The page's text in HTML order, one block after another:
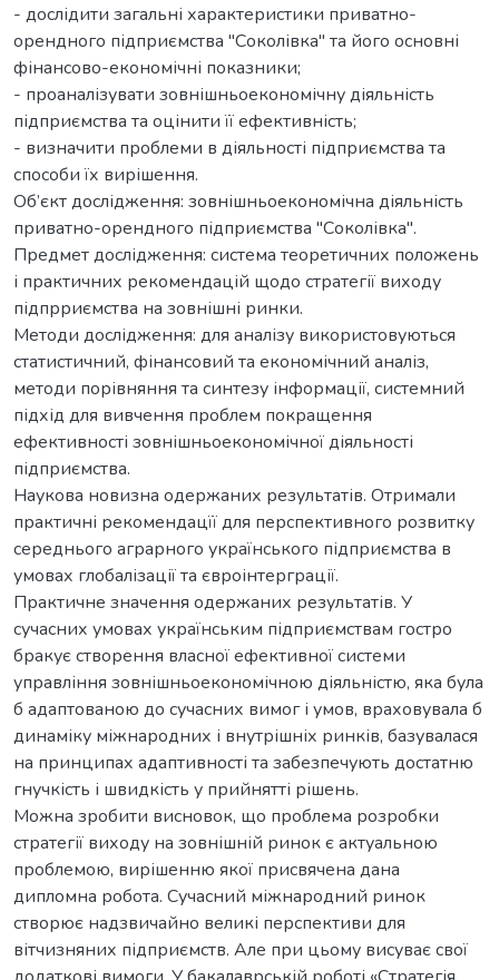
- дослідити загальні характеристики приватно-
орендного підприємства "Соколівка" та його основні
фінансово-економічні показники;
- проаналізувати зовнішньоекономічну діяльність
підприємства та оцінити її ефективність;
- визначити проблеми в діяльності підприємства та
способи їх вирішення.
Об’єкт дослідження: зовнішньоекономічна діяльність
приватно-орендного підприємства "Соколівка".
Предмет дослідження: система теоретичних положень
і практичних рекомендацій щодо стратегії виходу
підпрриємства на зовнішні ринки.
Методи дослідження: для аналізу використовуються
статистичний, фінансовий та економічний аналіз,
методи порівняння та синтезу інформації, системний
підхід для вивчення проблем покращення
ефективності зовнішньоекономічної діяльності
підприємства.
Наукова новизна одержаних результатів. Отримали
практичні рекомендацїї для перспективного розвитку
середнього аграрного українського підприємства в
умовах глобалізації та євроінтерграції.
Практичне значення одержаних результатів. У
сучасних умовах українським підприємствам гостро
бракує створення власної ефективної системи
управління зовнішньоекономічною діяльністю, яка була
б адаптованою до сучасних вимог і умов, враховувала б
динаміку міжнародних і внутрішніх ринків, базувалася
на принципах адаптивності та забезпечують достатню
гнучкість і швидкість у прийнятті рішень.
Можна зробити висновок, що проблема розробки
стратегії виходу на зовнішній ринок є актуальною
проблемою, вирішенню якої присвячена дана
дипломна робота. Сучасний міжнародний ринок
створює надзвичайно великі перспективи для
вітчизняних підприємств. Але при цьому висуває свої